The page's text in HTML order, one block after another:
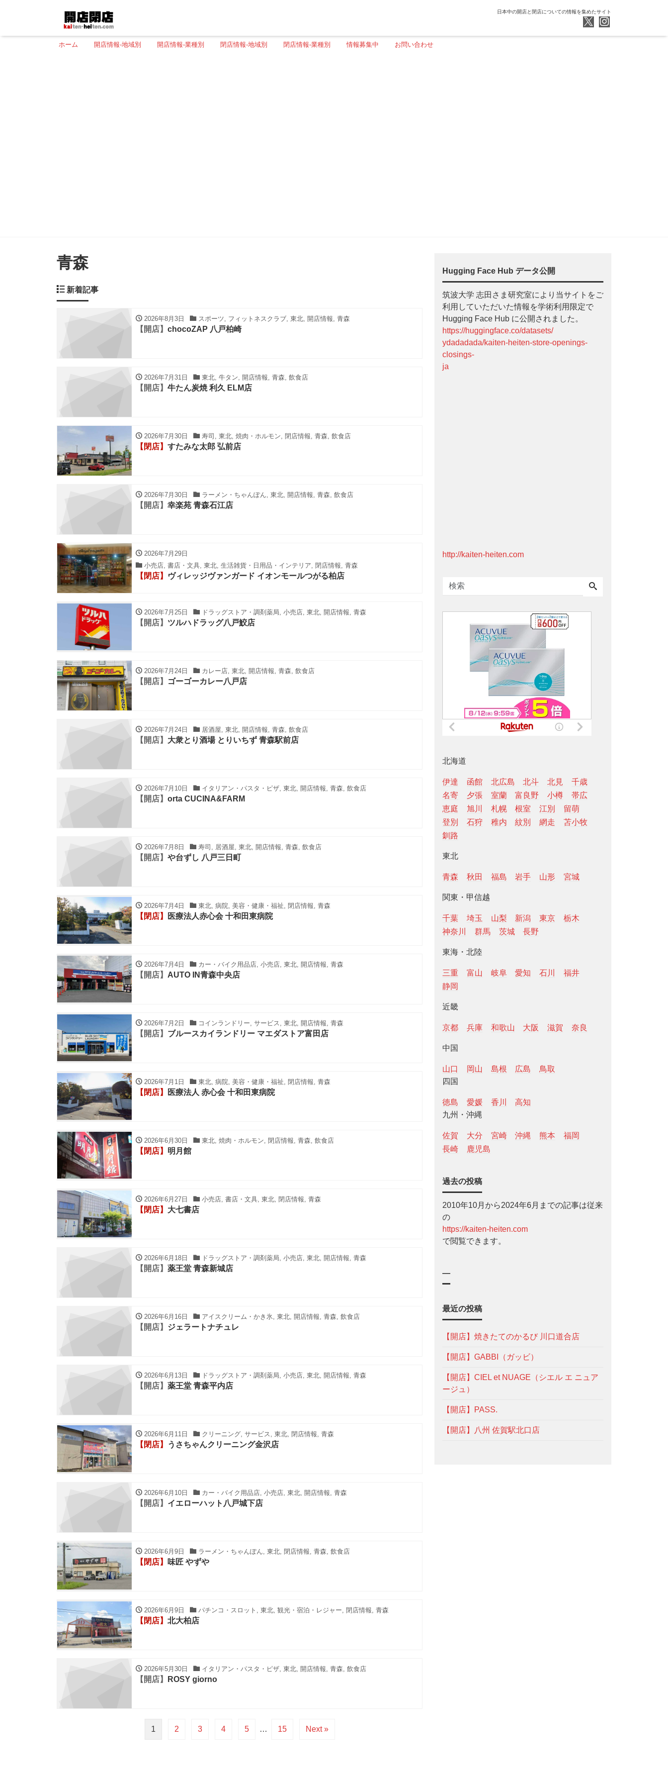
日本中の開店と閉店についての情報を集めたサイト
ホーム 開店情報-地域別 開店情報-業種別 閉店情報-地域別 閉店情報-業種別 情報募集中 お問い合わせ
青森
新着記事
2026年8月3日 スポーツ, フィットネスクラブ, 東北, 開店情報, 青森
【開店】 chocoZAP 八戸柏崎
2026年7月31日 東北, 牛タン, 開店情報, 青森, 飲食店
【開店】 牛たん炭焼 利久 ELM店
2026年7月30日 寿司, 東北, 焼肉・ホルモン, 閉店情報, 青森, 飲食店
【閉店】 すたみな太郎 弘前店
2026年7月30日 ラーメン・ちゃんぽん, 東北, 開店情報, 青森, 飲食店
【開店】 幸楽苑 青森石江店
2026年7月29日
小売店, 書店・文具, 東北, 生活雑貨・日用品・インテリア, 閉店情報, 青森
【閉店】 ヴィレッジヴァンガード イオンモールつがる柏店
2026年7月25日 ドラッグストア・調剤薬局, 小売店, 東北, 開店情報, 青森
【開店】 ツルハドラッグ八戸鮫店
2026年7月24日 カレー店, 東北, 開店情報, 青森, 飲食店
【開店】 ゴーゴーカレー八戸店
2026年7月24日 居酒屋, 東北, 開店情報, 青森, 飲食店
【開店】 大衆とり酒場 とりいちず 青森駅前店
2026年7月10日 イタリアン・パスタ・ピザ, 東北, 開店情報, 青森, 飲食店
【開店】 orta CUCINA&FARM
2026年7月8日 寿司, 居酒屋, 東北, 開店情報, 青森, 飲食店
【開店】 や台ずし 八戸三日町
2026年7月4日 東北, 病院, 美容・健康・福祉, 閉店情報, 青森
【閉店】 医療法人赤心会 十和田東病院
2026年7月4日 カー・バイク用品店, 小売店, 東北, 開店情報, 青森
【開店】 AUTO IN青森中央店
2026年7月2日 コインランドリー, サービス, 東北, 開店情報, 青森
【開店】 ブルースカイランドリー マエダストア富田店
2026年7月1日 東北, 病院, 美容・健康・福祉, 閉店情報, 青森
【閉店】 医療法人 赤心会 十和田東病院
2026年6月30日 東北, 焼肉・ホルモン, 閉店情報, 青森, 飲食店
【閉店】 明月館
2026年6月27日 小売店, 書店・文具, 東北, 閉店情報, 青森
【閉店】 大七書店
2026年6月18日 ドラッグストア・調剤薬局, 小売店, 東北, 開店情報, 青森
【開店】 薬王堂 青森新城店
2026年6月16日 アイスクリーム・かき氷, 東北, 開店情報, 青森, 飲食店
【開店】 ジェラートナチュレ
2026年6月13日 ドラッグストア・調剤薬局, 小売店, 東北, 開店情報, 青森
【開店】 薬王堂 青森平内店
2026年6月11日 クリーニング, サービス, 東北, 閉店情報, 青森
【閉店】 うさちゃんクリーニング金沢店
2026年6月10日 カー・バイク用品店, 小売店, 東北, 開店情報, 青森
【開店】 イエローハット八戸城下店
2026年6月9日 ラーメン・ちゃんぽん, 東北, 閉店情報, 青森, 飲食店
【閉店】 味匠 やずや
2026年6月9日 パチンコ・スロット, 東北, 観光・宿泊・レジャー, 閉店情報, 青森
【閉店】 北大柏店
2026年5月30日 イタリアン・パスタ・ピザ, 東北, 開店情報, 青森, 飲食店
【開店】 ROSY giorno
1 2 3 4 5 … 15 Next »
Hugging Face Hub データ公開
筑波大学 志田さま研究室により当サイトをご
利用していただいた情報を学術利用限定で
Hugging Face Hub に公開されました。
https://huggingface.co/datasets/
ydadadada/kaiten-heiten-store-openings-
closings-
ja
http://kaiten-heiten.com
北海道
伊達 函館 北広島 北斗 北見
千歳
名寄
夕張 室蘭 富良野 小樽
帯広
恵庭
旭川 札幌 根室 江別
留萌
登別
石狩 稚内 紋別 網走
苫小牧
釧路
東北
青森 秋田 福島 岩手 山形 宮城
関東・甲信越
千葉 埼玉 山梨 新潟 東京
栃木
神奈川
群馬 茨城 長野
東海・北陸
三重 富山 岐阜 愛知 石川
福井
静岡
近畿
京都 兵庫 和歌山 大阪 滋賀 奈良
中国
山口 岡山 島根 広島
鳥取
四国
徳島 愛媛 香川
高知
九州・沖縄
佐賀 大分 宮崎 沖縄 熊本
福岡
長崎
鹿児島
過去の投稿
2010年10月から2024年6月までの記事は従来
の
https://kaiten-heiten.com
で閲覧できます。
—
最近の投稿
【開店】焼きたてのかるび 川口道合店
【開店】GABBI（ガッビ）
【開店】CIEL et NUAGE（シエル エ ニュア
ージュ）
【開店】PASS.
【開店】八州 佐賀駅北口店